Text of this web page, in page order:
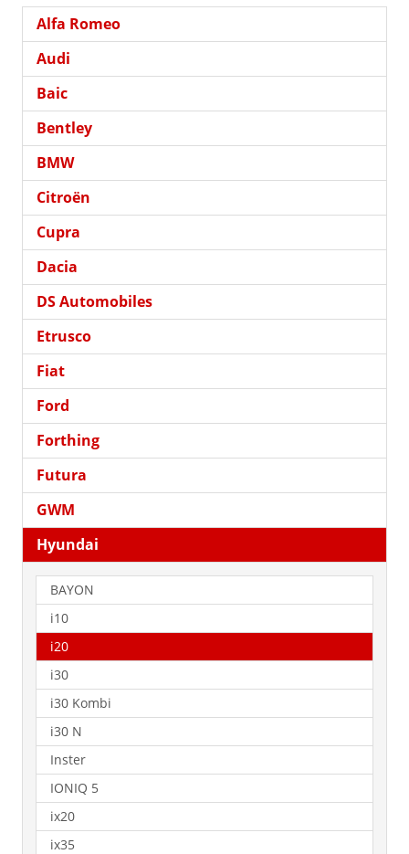
Alfa Romeo
Audi
Baic
Bentley
BMW
Citroën
Cupra
Dacia
DS Automobiles
Etrusco
Fiat
Ford
Forthing
Futura
GWM
Hyundai
BAYON
i10
i20
i30
i30 Kombi
i30 N
Inster
IONIQ 5
ix20
ix35